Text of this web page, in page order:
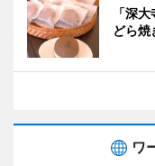
「深
どら焼
ワ